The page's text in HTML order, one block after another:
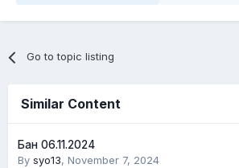
Go to topic listing
Similar Content
Бан 06.11.2024
By syo13, November 7, 2024